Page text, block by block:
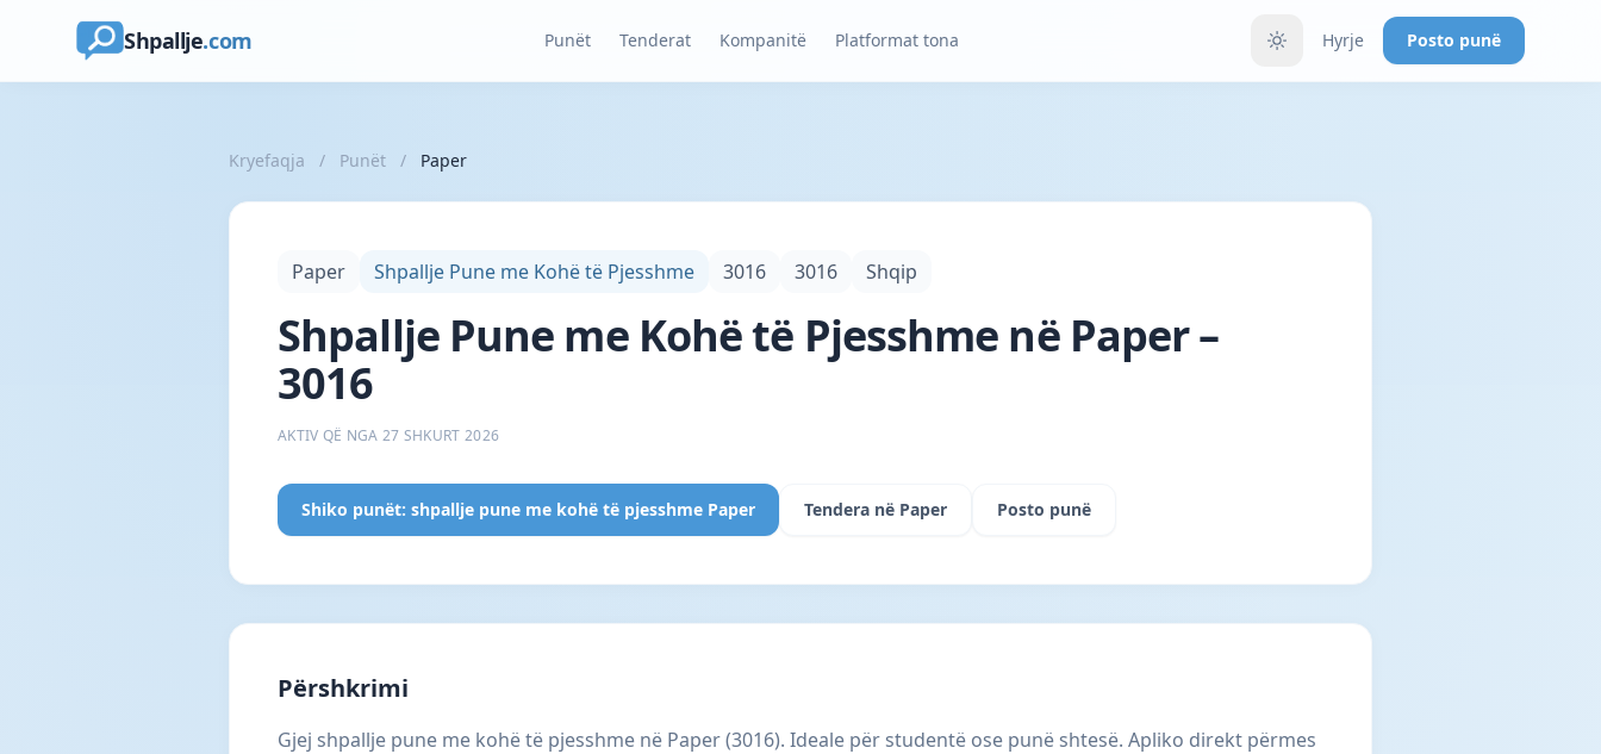
Shpallje.com Punët Tenderat Kompanitë Platformat tona Hyrje Posto punë
Kryefaqja / Punët / Paper
Paper Shpallje Pune me Kohë të Pjesshme 3016 3016 Shqip
Shpallje Pune me Kohë të Pjesshme në Paper –
3016
AKTIV QË NGA 27 SHKURT 2026
Shiko punët: shpallje pune me kohë të pjesshme Paper Tendera në Paper Posto punë
Përshkrimi
Gjej shpallje pune me kohë të pjesshme në Paper (3016). Ideale për studentë ose punë shtesë. Apliko direkt përmes